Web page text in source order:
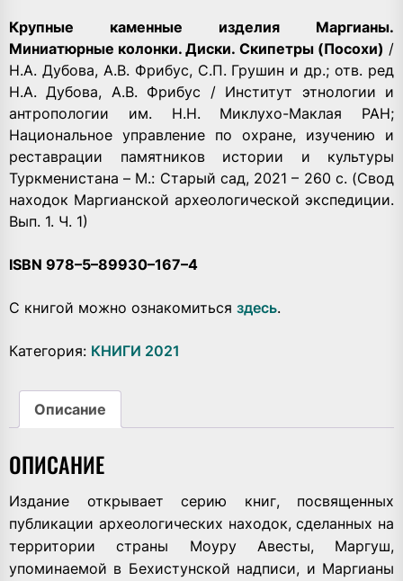
Крупные каменные изделия Маргианы.
Миниатюрные колонки. Диски. Скипетры (Посохи) /
Н.А. Дубова, А.В. Фрибус, С.П. Грушин и др.; отв. ред
Н.А. Дубова, А.В. Фрибус / Институт этнологии и
антропологии им. Н.Н. Миклухо-Маклая РАН;
Национальное управление по охране, изучению и
реставрации памятников истории и культуры
Туркменистана – М.: Старый сад, 2021 – 260 с. (Свод
находок Маргианской археологической экспедиции.
Вып. 1. Ч. 1)
ISBN 978–5–89930–167–4
С книгой можно ознакомиться здесь.
Категория: КНИГИ 2021
Описание
ОПИСАНИЕ
Издание открывает серию книг, посвященных
публикации археологических находок, сделанных на
территории страны Моуру Авесты, Маргуш,
упоминаемой в Бехистунской надписи, и Маргианы